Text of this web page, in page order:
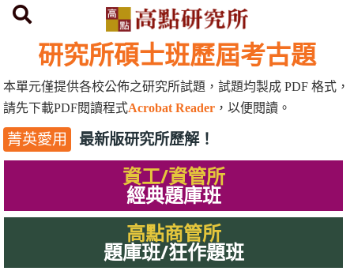
首頁 研究所歷屆考古題
研究所碩士班歷屆考古題
本單元僅提供各校公佈之研究所試題，試題均製成 PDF 格式，
請先下載PDF閱讀程式Acrobat Reader ，以便閱讀。
菁英愛用 最新版研究所歷解！
資工/資管所
經典題庫班
高點商管所
題庫班/狂作題班